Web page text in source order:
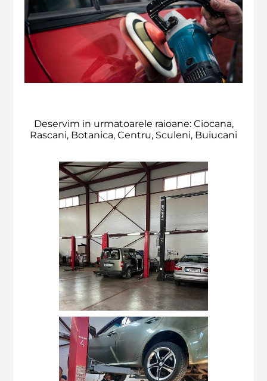
Deservim in urmatoarele raioane: Ciocana,
Rascani, Botanica, Centru, Sculeni, Buiucani